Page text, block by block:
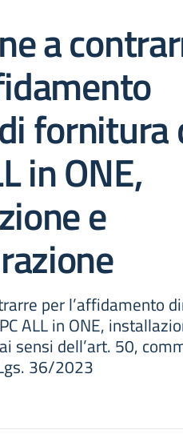
a
fornitura
in ONE,
e
per l’affidamento
ALL in ONE,
sensi dell’art. 50,
36/2023